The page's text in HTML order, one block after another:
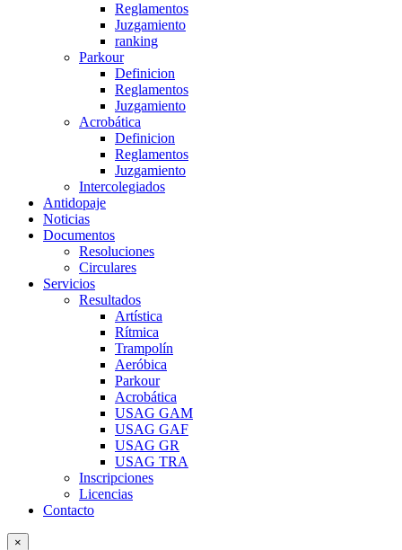
Reglamentos
Juzgamiento
ranking
Parkour
Definicion
Reglamentos
Juzgamiento
Acrobática
Definicion
Reglamentos
Juzgamiento
Intercolegiados
Antidopaje
Noticias
Documentos
Resoluciones
Circulares
Servicios
Resultados
Artística
Rítmica
Trampolín
Aeróbica
Parkour
Acrobática
USAG GAM
USAG GAF
USAG GR
USAG TRA
Inscripciones
Licencias
Contacto
×